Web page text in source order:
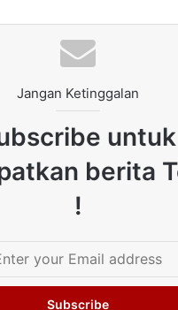
Jangan Ketinggalan
untuk
berita
!